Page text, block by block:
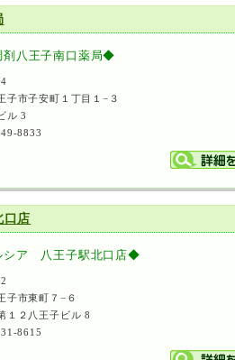
八王子南口薬局◆
子市子安町１丁目１−３
ル 3
8833
店
シア 八王子駅北口店◆
子市東町７−６
１２八王子ビル 8
8615